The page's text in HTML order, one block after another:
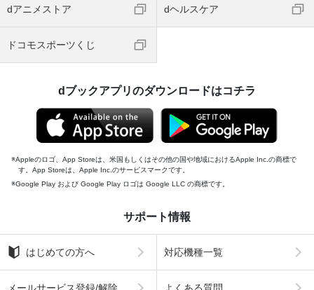
dアニメストア dヘルスケア
ドコモスポーツくじ
dブックアプリのダウンロードはコチラ
Appleのロゴ、App Storeは、米国もしくはその他の国や地域におけるApple Inc.の商標で
す。App Storeは、Apple Inc.のサービスマークです。
Google Play および Google Play ロゴは Google LLC の商標です。
サポート情報
はじめての方へ 対応機種一覧
メールサービス登録/解除 よくある質問